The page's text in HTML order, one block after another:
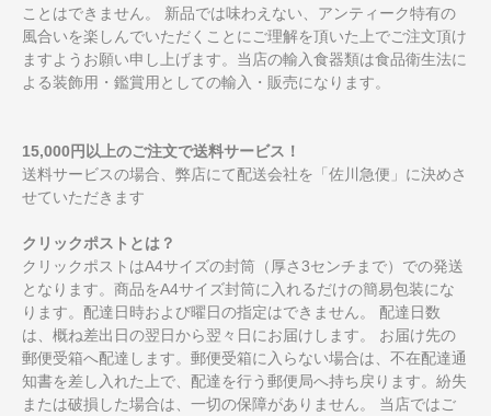
ことはできません。 新品では味わえない、アンティーク特有の
風合いを楽しんでいただくことにご理解を頂いた上でご注文頂け
ますようお願い申し上げます。当店の輸入食器類は食品衛生法に
よる装飾用・鑑賞用としての輸入・販売になります。
15,000円以上のご注文で送料サービス！
送料サービスの場合、弊店にて配送会社を「佐川急便」に決めさ
せていただきます
クリックポストとは？
クリックポストはA4サイズの封筒（厚さ3センチまで）での発送
となります。商品をA4サイズ封筒に入れるだけの簡易包装にな
ります。配達日時および曜日の指定はできません。 配達日数
は、概ね差出日の翌日から翌々日にお届けします。 お届け先の
郵便受箱へ配達します。郵便受箱に入らない場合は、不在配達通
知書を差し入れた上で、配達を行う郵便局へ持ち戻ります。紛失
または破損した場合は、一切の保障がありません。 当店ではご